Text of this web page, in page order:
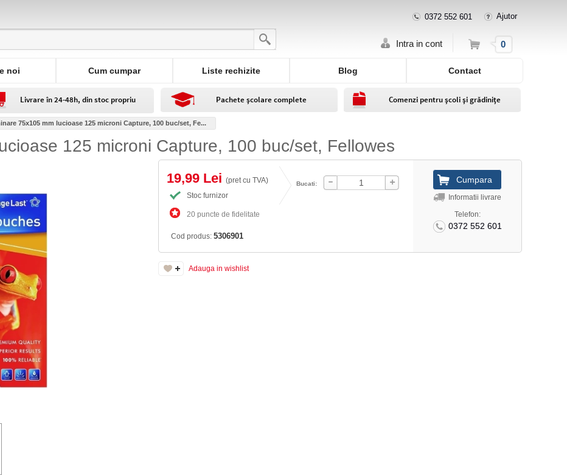
0372 552 601 Ajutor
Intra in cont Cos 0
noi Cum cumpar Liste rechizite Blog Contact
Livrare în 24-48h, din stoc propriu Pachete școlare complete Comenzi pentru școli și grădinițe
75x105 mm lucioase 125 microni Capture, 100 buc/set, Fe...
125 microni Capture, 100 buc/set, Fellowes
19,99 Lei (pret cu TVA)
Stoc furnizor
20 puncte de fidelitate
Bucati:
Cod produs: 5306901
Informatii livrare
Telefon:
0372 552 601
Adauga in wishlist